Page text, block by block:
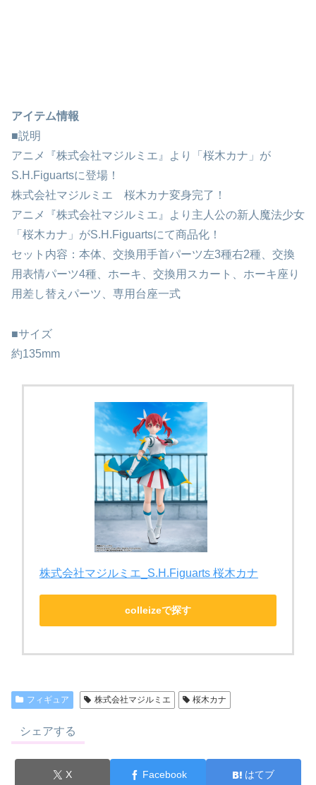
アイテム情報
■説明
アニメ『株式会社マジルミエ』より「桜木カナ」が
S.H.Figuartsに登場！
株式会社マジルミエ 桜木カナ変身完了！
アニメ『株式会社マジルミエ』より主人公の新人魔法少女
「桜木カナ」がS.H.Figuartsにて商品化！
セット内容：本体、交換用手首パーツ左3種右2種、交換
用表情パーツ4種、ホーキ、交換用スカート、ホーキ座り
用差し替えパーツ、専用台座一式
■サイズ
約135mm
株式会社マジルミエ_S.H.Figuarts 桜木カナ
colleizeで探す
フィギュア 株式会社マジルミエ 桜木カナ
シェアする
X Facebook はてブ